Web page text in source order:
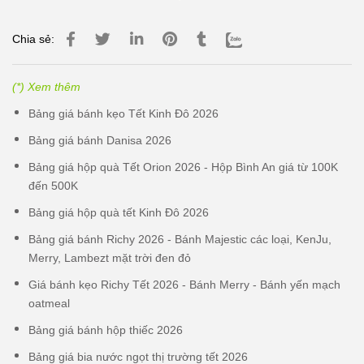
Chia sẻ:
(*) Xem thêm
Bảng giá bánh kẹo Tết Kinh Đô 2026
Bảng giá bánh Danisa 2026
Bảng giá hộp quà Tết Orion 2026 - Hộp Bình An giá từ 100K
đến 500K
Bảng giá hộp quà tết Kinh Đô 2026
Bảng giá bánh Richy 2026 - Bánh Majestic các loại, KenJu,
Merry, Lambezt mặt trời đen đỏ
Giá bánh kẹo Richy Tết 2026 - Bánh Merry - Bánh yến mạch
oatmeal
Bảng giá bánh hộp thiếc 2026
Bảng giá bia nước ngọt thị trường tết 2026